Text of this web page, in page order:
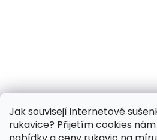
Jak souvisejí internetové
rukavice? Přijetím cookies